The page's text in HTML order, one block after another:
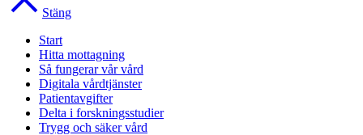
Stäng
Start
Hitta mottagning
Så fungerar vår vård
Digitala vårdtjänster
Patientavgifter
Delta i forskningsstudier
Trygg och säker vård